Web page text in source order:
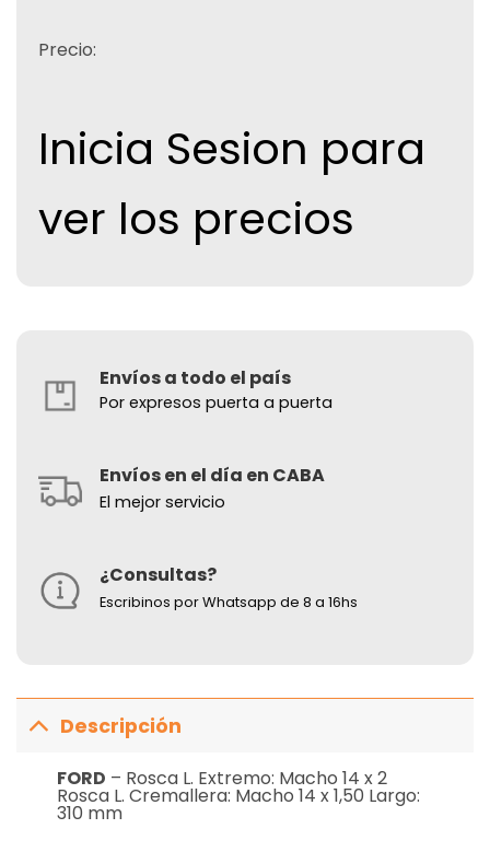
Precio:
Inicia Sesion para
ver los precios
Envíos a todo el país
Por expresos puerta a puerta
Envíos en el día en CABA
El mejor servicio
¿Consultas?
Escribinos por Whatsapp de 8 a 16hs
Descripción
FORD – Rosca L. Extremo: Macho 14 x 2
Rosca L. Cremallera: Macho 14 x 1,50 Largo:
310 mm